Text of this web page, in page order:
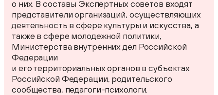
о них. В составы Экспертных советов входят
представители организаций, осуществляющих
деятельность в сфере культуры и искусства, а
также в сфере молодежной политики,
Министерства внутренних дел Российской
Федерации
и его территориальных органов в субъектах
Российской Федерации, родительского
сообщества, педагоги-психологи.